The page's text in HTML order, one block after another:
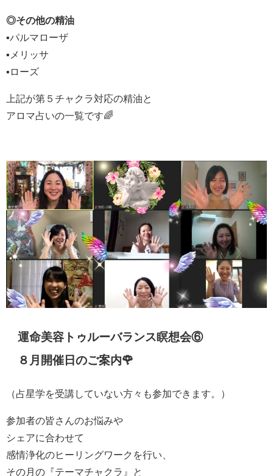
◎その他の精油
▪️パルマローザ
▪️メリッサ
▪️ローズ
上記が第５チャクラ対応の精油と
アロマ占いの一覧です🌈
運命美容トゥルーバランス瞑想会⑥
８月開催日のご案内🌹
（占星学を受講していない方々も参加できます。）
参加者の皆さんのお悩みや
シェアに合わせて
感情浄化のヒーリングワークを行い、
その月の『テーマチャクラ』と